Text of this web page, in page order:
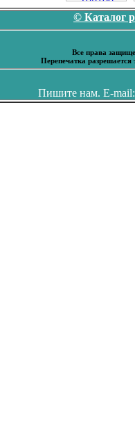
© Каталог
Все права
Перепечатка
Пишите нам. E-